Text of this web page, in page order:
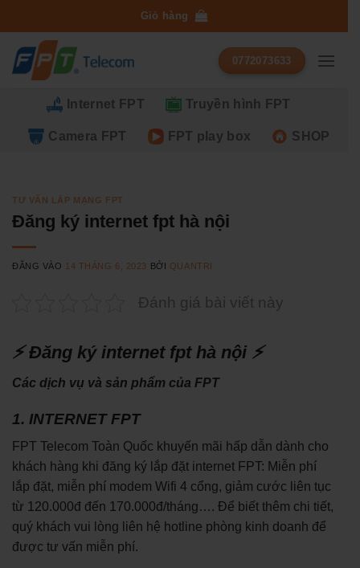
qua
dung
Giỏ hàng
0772073633
Internet FPT Truyền hình FPT
Camera FPT FPT play box SHOP
TƯ VẤN LẮP MẠNG FPT
Đăng ký internet fpt hà nội
ĐĂNG VÀO 14 THÁNG 6, 2023 BỞI QUANTRI
Đánh giá bài viết này
⚡ Đăng ký internet fpt hà nội ⚡
Các dịch vụ và sản phẩm của FPT
1. INTERNET FPT
FPT Telecom Toàn Quốc khuyến mãi hấp dẫn dành cho
khách hàng khi đăng ký lắp đặt internet FPT: Miễn phí
lắp đặt, miễn phí modem Wifi 4 cổng, giảm cước liên tục
từ 120.000đ đến 170.000đ/tháng…. Để biết thêm chi tiết,
quý khách vui lòng liên hệ hotline phòng kinh doanh để
được tư vấn miễn phí.